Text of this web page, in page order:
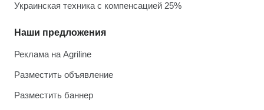
Украинская техника с компенсацией 25%
Наши предложения
Реклама на Agriline
Разместить объявление
Разместить баннер